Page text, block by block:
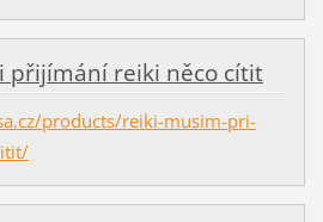
přijímání reiki něco cítit
products/reiki-musim-pri-